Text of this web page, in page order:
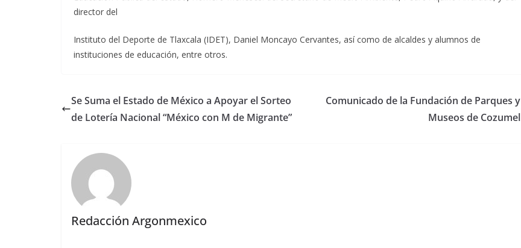
director del
Instituto del Deporte de Tlaxcala (IDET), Daniel Moncayo Cervantes, así como de alcaldes y alumnos de
instituciones de educación, entre otros.
Se Suma el Estado de México a Apoyar el Sorteo
de Lotería Nacional “México con M de Migrante”
Comunicado de la Fundación de Parques y
Museos de Cozumel
Redacción Argonmexico